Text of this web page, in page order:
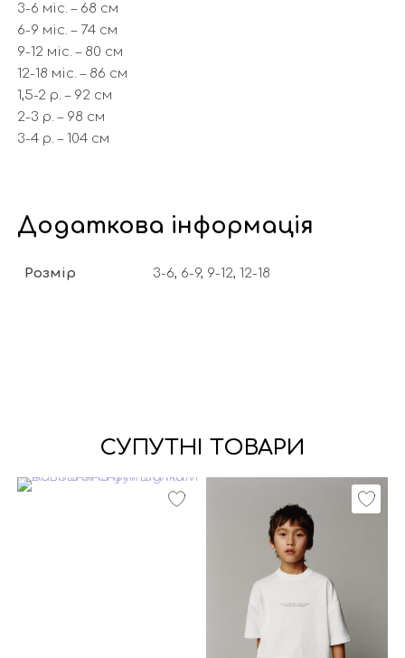
3-6 міс. – 68 см
6-9 міс. – 74 см
9-12 міс. – 80 см
12-18 міс. – 86 см
1,5-2 р. – 92 см
2-3 р. – 98 см
3-4 р. – 104 см
Додаткова інформація
Розмір 3-6, 6-9, 9-12, 12-18
СУПУТНІ ТОВАРИ